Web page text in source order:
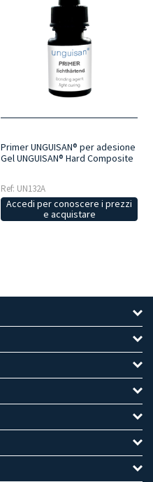
Primer UNGUISAN® per adesione
Gel UNGUISAN® Hard Composite
Ref: UN132A
Accedi per conoscere i prezzi
e acquistare